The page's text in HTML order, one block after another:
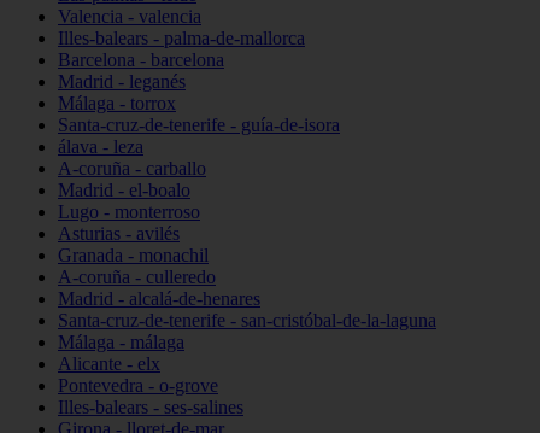
Valencia - valencia
Illes-balears - palma-de-mallorca
Barcelona - barcelona
Madrid - leganés
Málaga - torrox
Santa-cruz-de-tenerife - guía-de-isora
álava - leza
A-coruña - carballo
Madrid - el-boalo
Lugo - monterroso
Asturias - avilés
Granada - monachil
A-coruña - culleredo
Madrid - alcalá-de-henares
Santa-cruz-de-tenerife - san-cristóbal-de-la-laguna
Málaga - málaga
Alicante - elx
Pontevedra - o-grove
Illes-balears - ses-salines
Girona - lloret-de-mar